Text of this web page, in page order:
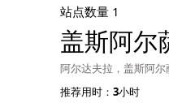
站点数量 1
盖斯阿尔
阿尔达夫拉，盖斯阿尔
推荐用时：3小时